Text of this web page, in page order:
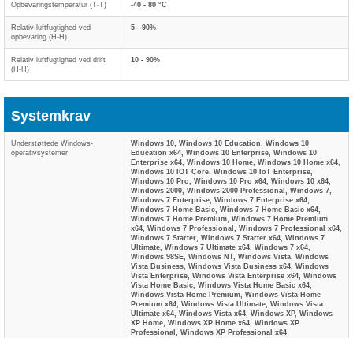
Opbevaringstemperatur (T-T) -40 - 80 °C
Relativ luftfugtighed ved
opbevaring (H-H)
5 - 90%
Relativ luftfugtighed ved drift
(H-H)
10 - 90%
Systemkrav
Understøttede Windows-
operativsystemer
Windows 10, Windows 10 Education, Windows 10
Education x64, Windows 10 Enterprise, Windows 10
Enterprise x64, Windows 10 Home, Windows 10 Home x64,
Windows 10 IOT Core, Windows 10 IoT Enterprise,
Windows 10 Pro, Windows 10 Pro x64, Windows 10 x64,
Windows 2000, Windows 2000 Professional, Windows 7,
Windows 7 Enterprise, Windows 7 Enterprise x64,
Windows 7 Home Basic, Windows 7 Home Basic x64,
Windows 7 Home Premium, Windows 7 Home Premium
x64, Windows 7 Professional, Windows 7 Professional x64,
Windows 7 Starter, Windows 7 Starter x64, Windows 7
Ultimate, Windows 7 Ultimate x64, Windows 7 x64,
Windows 98SE, Windows NT, Windows Vista, Windows
Vista Business, Windows Vista Business x64, Windows
Vista Enterprise, Windows Vista Enterprise x64, Windows
Vista Home Basic, Windows Vista Home Basic x64,
Windows Vista Home Premium, Windows Vista Home
Premium x64, Windows Vista Ultimate, Windows Vista
Ultimate x64, Windows Vista x64, Windows XP, Windows
XP Home, Windows XP Home x64, Windows XP
Professional, Windows XP Professional x64